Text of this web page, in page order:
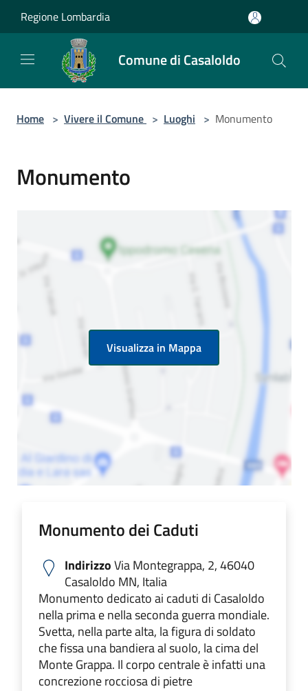
Regione Lombardia
Comune di Casaloldo
Home > Vivere il Comune > Luoghi > Monumento
Monumento
Visualizza in Mappa
Monumento dei Caduti
IndirizzoVia Montegrappa, 2, 46040
Casaloldo MN, Italia
Monumento dedicato ai caduti di Casaloldo
nella prima e nella seconda guerra mondiale.
Svetta, nella parte alta, la figura di soldato
che fissa una bandiera al suolo, la cima del
Monte Grappa. Il corpo centrale è infatti una
concrezione rocciosa di pietre